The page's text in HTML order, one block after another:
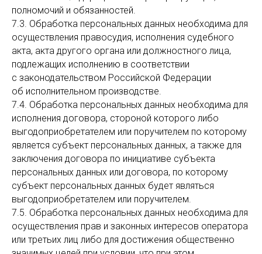
полномочий и обязанностей.
7.3. Обработка персональных данных необходима для
осуществления правосудия, исполнения судебного
акта, акта другого органа или должностного лица,
подлежащих исполнению в соответствии
с законодательством Российской Федерации
об исполнительном производстве.
7.4. Обработка персональных данных необходима для
исполнения договора, стороной которого либо
выгодоприобретателем или поручителем по которому
является субъект персональных данных, а также для
заключения договора по инициативе субъекта
персональных данных или договора, по которому
субъект персональных данных будет являться
выгодоприобретателем или поручителем.
7.5. Обработка персональных данных необходима для
осуществления прав и законных интересов оператора
или третьих лиц либо для достижения общественно